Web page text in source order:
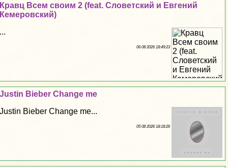
Кравц Всем своим 2 (feat. Словетский и Евгений
Кемеровский)
...
06 08 2026 18:49:23
Justin Bieber Change me
Justin Bieber Change me...
05 08 2026 18:18:26